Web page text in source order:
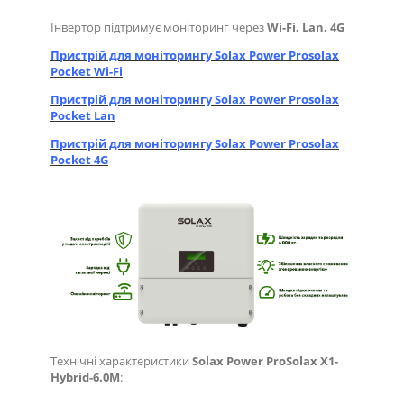
Інвертор підтримує моніторинг черезWi-Fi, Lan, 4G
Пристрій для моніторингу Solax Power Prosolax
Pocket Wi-Fi
Пристрій для моніторингу Solax Power Prosolax
Pocket Lan
Пристрій для моніторингу Solax Power Prosolax
Pocket 4G
Технічні характеристики Solax Power ProSolax X1-
Hybrid-6.0М: